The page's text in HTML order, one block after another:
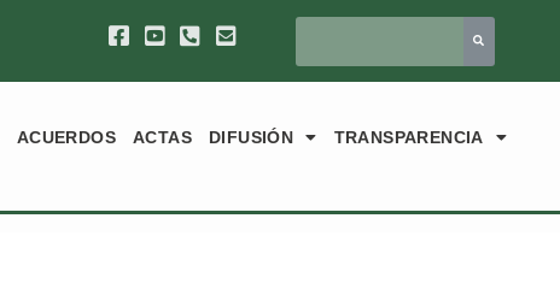
ACUERDOS ACTAS DIFUSIÓN TRANSPARENCIA